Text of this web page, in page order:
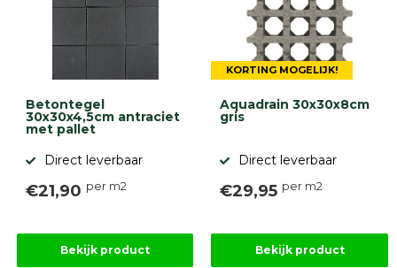
Kunstgras
Compleet
tuinproject
Onlinebestrating.nl
9.1
Betontegel
30x30x4,5cm antraciet
met pallet
Direct leverbaar
€21,90 per m2
Bekijk product
KORTING MOGELIJK!
Aquadrain 30x30x8cm
gris
Direct leverbaar
€29,95 per m2
Bekijk product